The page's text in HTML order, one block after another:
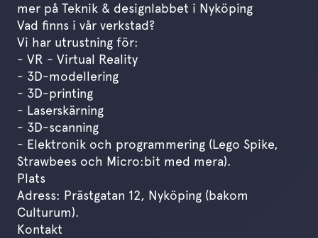
mer på Teknik & designlabbet i Nyköping
Vad finns i vår verkstad?
Vi har utrustning för:
- VR - Virtual Reality
- 3D-modellering
- 3D-printing
- Laserskärning
- 3D-scanning
- Elektronik och programmering (Lego Spike,
Strawbees och Micro:bit med mera).
Plats
Adress: Prästgatan 12, Nyköping (bakom
Culturum).
Kontakt